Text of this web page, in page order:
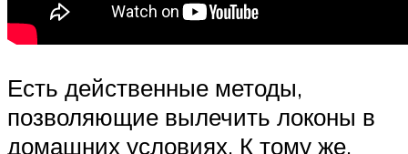
Есть действенные методы,
позволяющие вылечить локоны в
домашних условиях. К тому же,